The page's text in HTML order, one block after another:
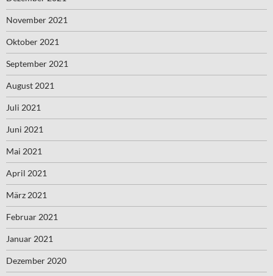
November 2021
Oktober 2021
September 2021
August 2021
Juli 2021
Juni 2021
Mai 2021
April 2021
März 2021
Februar 2021
Januar 2021
Dezember 2020